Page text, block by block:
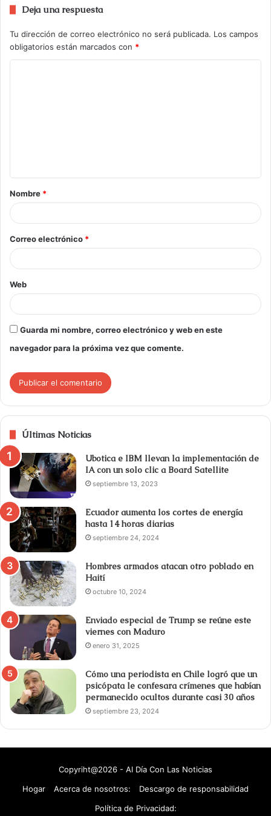
Deja una respuesta
Tu dirección de correo electrónico no será publicada. Los campos
obligatorios están marcados con *
Nombre *
Correo electrónico *
Web
Guarda mi nombre, correo electrónico y web en este
navegador para la próxima vez que comente.
Últimas Noticias
Ubotica e IBM llevan la implementación de
IA con un solo clic a Board Satellite
septiembre 13, 2023
Ecuador aumenta los cortes de energía
hasta 14 horas diarias
septiembre 24, 2024
Hombres armados atacan otro poblado en
Haití
octubre 10, 2024
Enviado especial de Trump se reúne este
viernes con Maduro
enero 31, 2025
Cómo una periodista en Chile logró que un
psicópata le confesara crímenes que habían
permanecido ocultos durante casi 30 años
septiembre 23, 2024
Copyriht@2026 - Al Día Con Las Noticias
Hogar
Acerca de nosotros:
Descargo de responsabilidad
Política de Privacidad: